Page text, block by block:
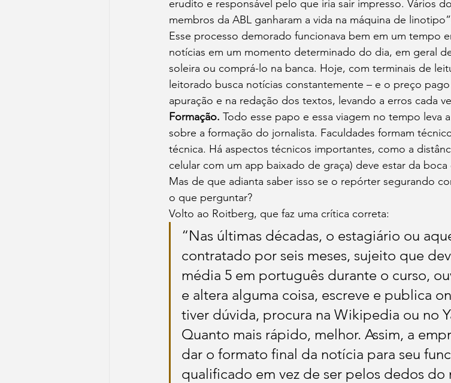
erudito e responsável pelo que iria sair impresso. Vários
membros da ABL ganharam a vida na máquina de
Esse processo demorado funcionava bem em um tempo
notícias em um momento determinado do dia, em geral
soleira ou comprá-lo na banca. Hoje, com terminais de
leitorado busca notícias constantemente – e o preço
apuração e na redação dos textos, levando a erros cada
Formação. Todo esse papo e essa viagem no tempo leva
sobre a formação do jornalista. Faculdades formam
técnica. Há aspectos técnicos importantes, como a
celular com um app baixado de graça) deve estar da
Mas de que adianta saber isso se o repórter segurando
o que perguntar?
Volto ao Roitberg, que faz uma crítica correta:
“Nas últimas décadas, o estagiário ou
contratado por seis meses, sujeito que
média 5 em português durante o curso,
e altera alguma coisa, escreve e publica
tiver dúvida, procura na Wikipedia ou no
Quanto mais rápido, melhor. Assim, a
dar o formato final da notícia para seu
qualificado em vez de ser pelos dedos